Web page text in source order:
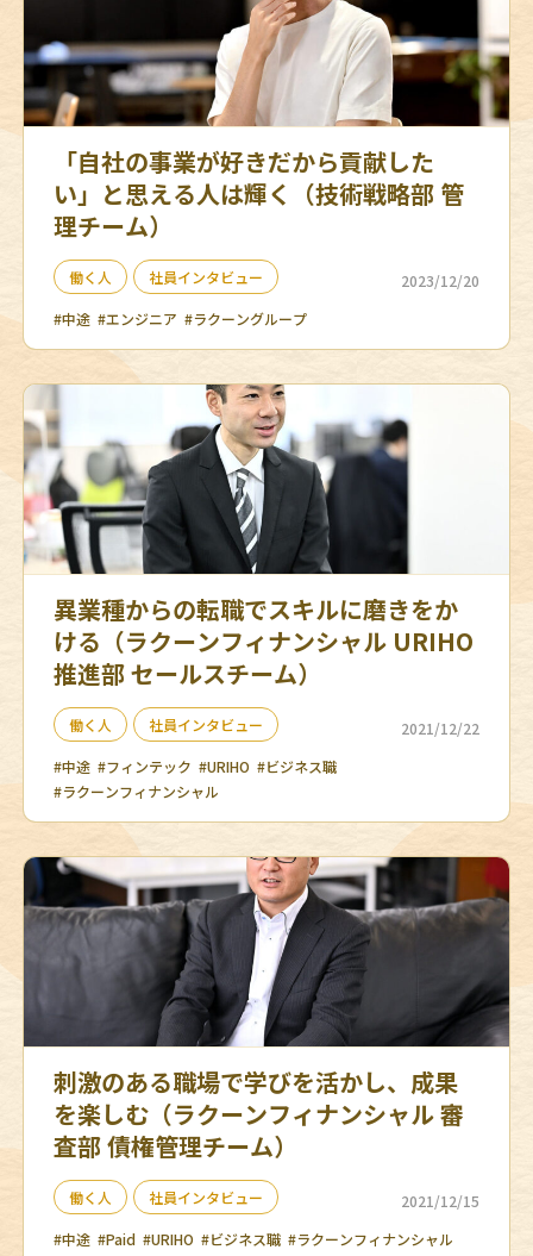
「自社の事業が好きだから貢献した
い」と思える人は輝く（技術戦略部 管
理チーム）
働く人 社員インタビュー
2023/12/20
#中途 #エンジニア #ラクーングループ
異業種からの転職でスキルに磨きをか
ける（ラクーンフィナンシャル URIHO
推進部 セールスチーム）
働く人 社員インタビュー
2021/12/22
#中途 #フィンテック #URIHO #ビジネス職
#ラクーンフィナンシャル
刺激のある職場で学びを活かし、成果
を楽しむ（ラクーンフィナンシャル 審
査部 債権管理チーム）
働く人 社員インタビュー
2021/12/15
#中途 #Paid #URIHO #ビジネス職 #ラクーンフィナンシャル